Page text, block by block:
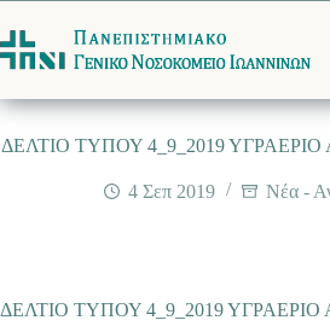
στο
περιεχόμενο
ΔΕΛΤΙΟ ΤΥΠΟΥ 4_9_2019
4 Σεπ 2019 Νέα -
ΔΕΛΤΙΟ ΤΥΠΟΥ 4_9_2019